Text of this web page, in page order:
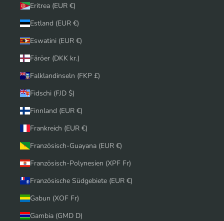
Eritrea (EUR €)
Estland (EUR €)
Eswatini (EUR €)
Färöer (DKK kr.)
Falklandinseln (FKP £)
Fidschi (FJD $)
Finnland (EUR €)
Frankreich (EUR €)
Französisch-Guayana (EUR €)
Französisch-Polynesien (XPF Fr)
Französische Südgebiete (EUR €)
Gabun (XOF Fr)
Gambia (GMD D)